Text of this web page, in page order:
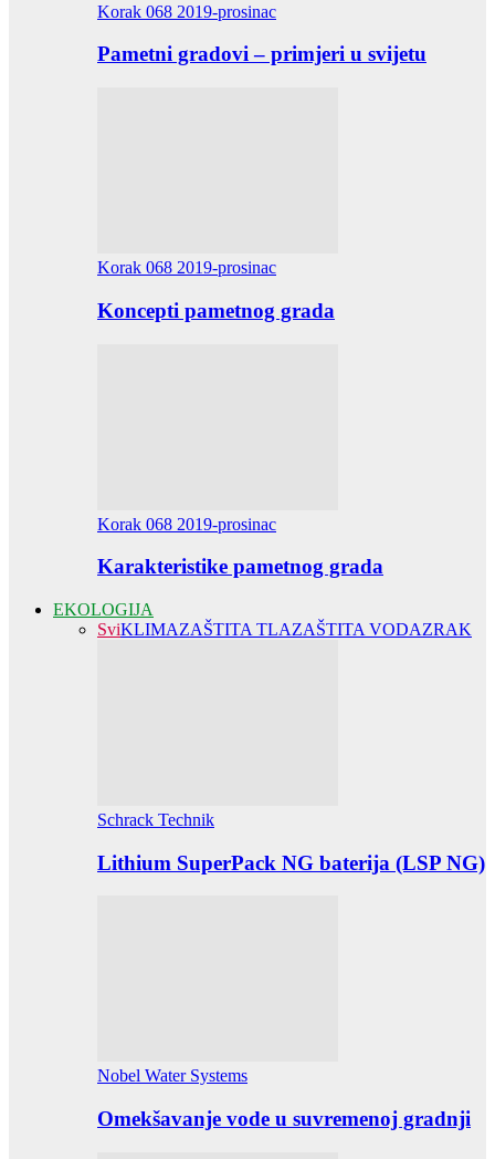
Korak 068 2019-prosinac
Pametni gradovi – primjeri u svijetu
Korak 068 2019-prosinac
Koncepti pametnog grada
Korak 068 2019-prosinac
Karakteristike pametnog grada
EKOLOGIJA
SviKLIMAZAŠTITA TLAZAŠTITA VODAZRAK
Schrack Technik
Lithium SuperPack NG baterija (LSP NG)
Nobel Water Systems
Omekšavanje vode u suvremenoj gradnji